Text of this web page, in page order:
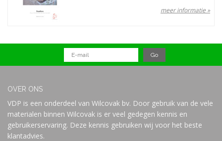
meer informatie »
OVER ONS
VDP is een onderdeel van Wilcovak bv. Door gebruik van de vele
materialen binnen Wilcovak is er veel gedegen kennis en
gebruikerservaring. Deze kennis gebruiken wij voor het beste
klantadvies.